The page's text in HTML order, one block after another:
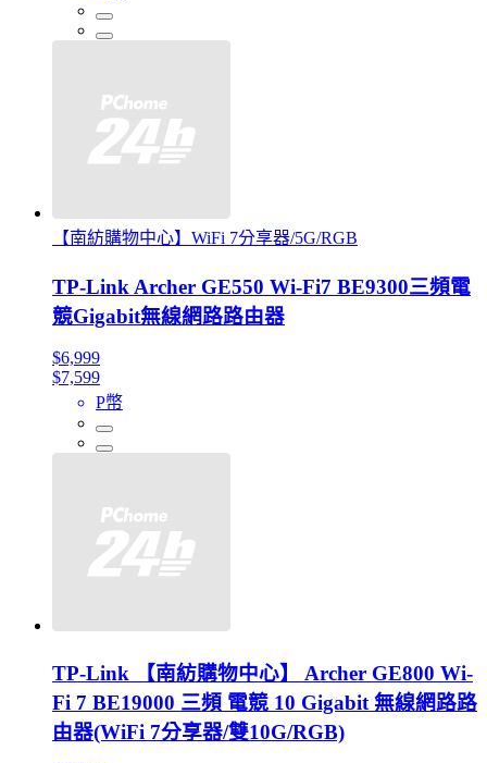
【南紡購物中心】WiFi 7分享器/5G/RGB
TP-Link Archer GE550 Wi-Fi7 BE9300三頻電
競Gigabit無線網路路由器
$6,999
$7,599
P幣
TP-Link 【南紡購物中心】 Archer GE800 Wi-
Fi 7 BE19000 三頻 電競 10 Gigabit 無線網路路
由器(WiFi 7分享器/雙10G/RGB)